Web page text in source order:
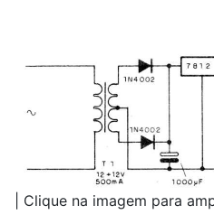
| Clique na imagem para